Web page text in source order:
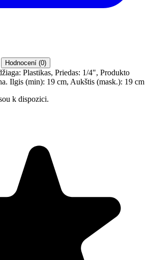
Hodnocení (0)
Plastikas, Priedas: 1/4", Produkto
Ilgis (min): 19 cm, Aukštis (mask.): 19 cm
k dispozici.